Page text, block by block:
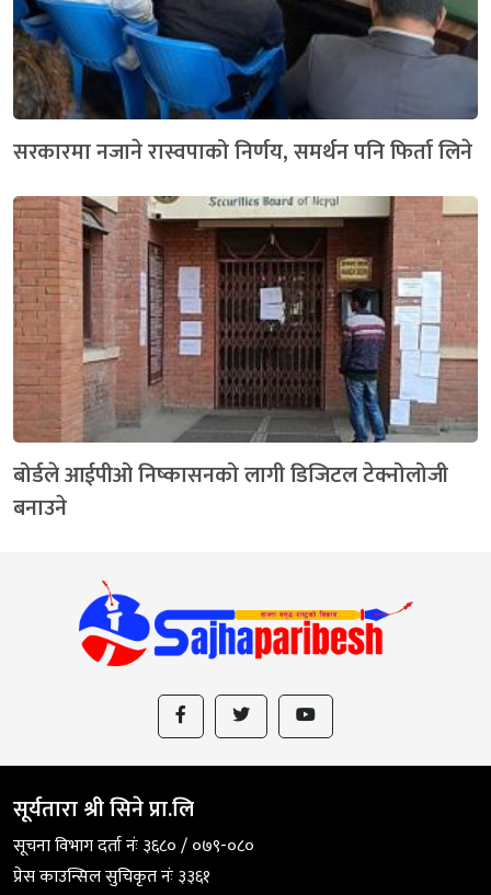
सरकारमा नजाने रास्वपाको निर्णय, समर्थन पनि फिर्ता लिने
बोर्डले आईपीओ निष्कासनको लागी डिजिटल टेक्नोलोजी
बनाउने
सूर्यतारा श्री सिने प्रा.लि
सूचना विभाग दर्ता नंः ३६८० / ०७९-०८०
प्रेस काउन्सिल सुचिकृत नंः ३३६१